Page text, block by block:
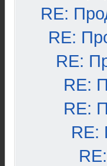
RE:
RE:
RE:
RE:
RE:
RE: